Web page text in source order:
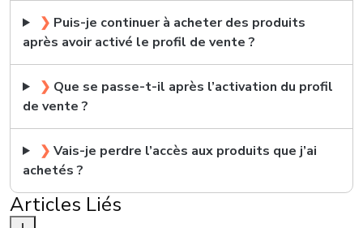
❯ Puis-je continuer à acheter des produits
après avoir activé le profil de vente ?
❯ Que se passe-t-il après l’activation du profil
de vente ?
❯ Vais-je perdre l’accès aux produits que j’ai
achetés ?
Articles Liés